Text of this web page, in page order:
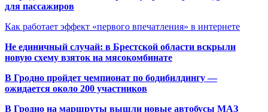
для пассажиров
Как работает эффект «первого впечатления» в интернете
Не единичный случай: в Брестской области вскрыли
новую схему взяток на мясокомбинате
В Гродно пройдет чемпионат по бодибилдингу —
ожидается около 200 участников
В Гродно на маршруты вышли новые автобусы МАЗ